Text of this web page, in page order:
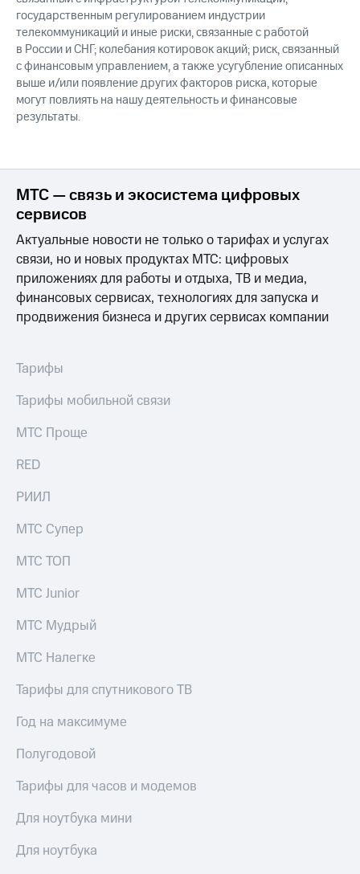
государственным регулированием индустрии
телекоммуникаций и иные риски, связанные с работой
в России и СНГ; колебания котировок акций; риск, связанный
с финансовым управлением, а также усугубление описанных
выше и/или появление других факторов риска, которые
могут повлиять на нашу деятельность и финансовые
результаты.
МТС — связь и экосистема цифровых
сервисов
Актуальные новости не только о тарифах и услугах
связи, но и новых продуктах МТС: цифровых
приложениях для работы и отдыха, ТВ и медиа,
финансовых сервисах, технологиях для запуска и
продвижения бизнеса и других сервисах компании
Тарифы
Тарифы мобильной связи
МТС Проще
RED
РИИЛ
МТС Супер
МТС ТОП
МТС Junior
МТС Мудрый
МТС Налегке
Тарифы для спутникового ТВ
Год на максимуме
Полугодовой
Тарифы для часов и модемов
Для ноутбука мини
Для ноутбука